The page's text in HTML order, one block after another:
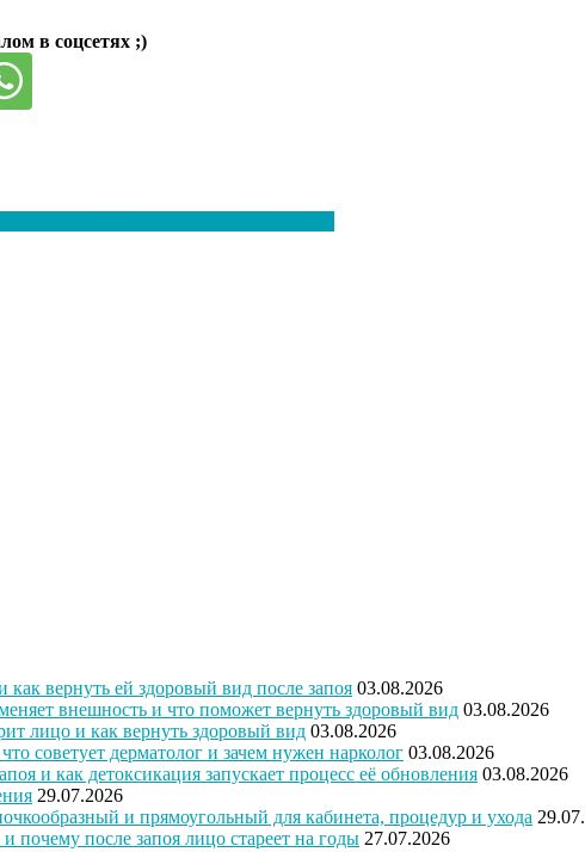
в соцсетях ;)
как вернуть ей здоровый вид после запоя 03.08.2026
внешность и что поможет вернуть здоровый вид 03.08.2026
лицо и как вернуть здоровый вид 03.08.2026
советует дерматолог и зачем нужен нарколог 03.08.2026
и как детоксикация запускает процесс её обновления 03.08.2026
29.07.2026
и прямоугольный для кабинета, процедур и ухода
почему после запоя лицо стареет на годы 27.07.2026